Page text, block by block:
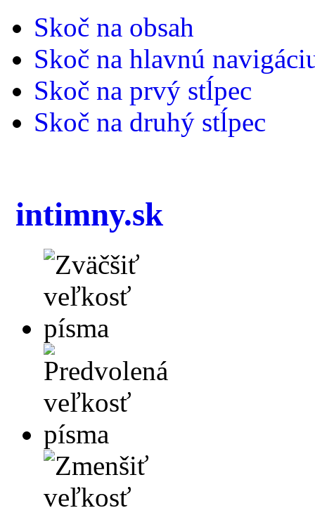
Skoč na obsah
Skoč na hlavnú
Skoč na prvý stĺpec
Skoč na druhý stĺpec
intimny.sk